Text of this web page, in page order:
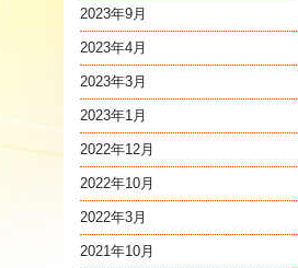
2023年9月
2023年4月
2023年3月
2023年1月
2022年12月
2022年10月
2022年3月
2021年10月